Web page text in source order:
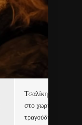
Τσαλίκης,
στο χωριό του Άι
τραγούδι και video